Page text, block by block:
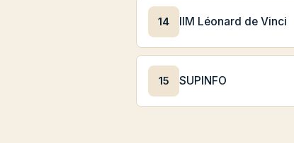
14 IIM Léonard de Vinci
15 SUPINFO